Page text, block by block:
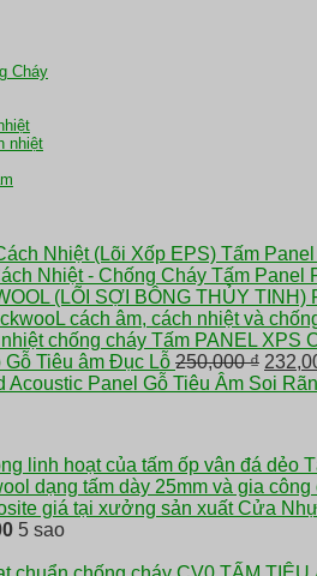
₫.
Cháy
nhiệt
Tấm
Tấm Panel
Tấm PANEL XPS
Gỗ Tiêu âm Đục Lỗ 250,000₫ Giá
gốc
Gỗ Tiêu Âm Soi
Cửa
5 sao